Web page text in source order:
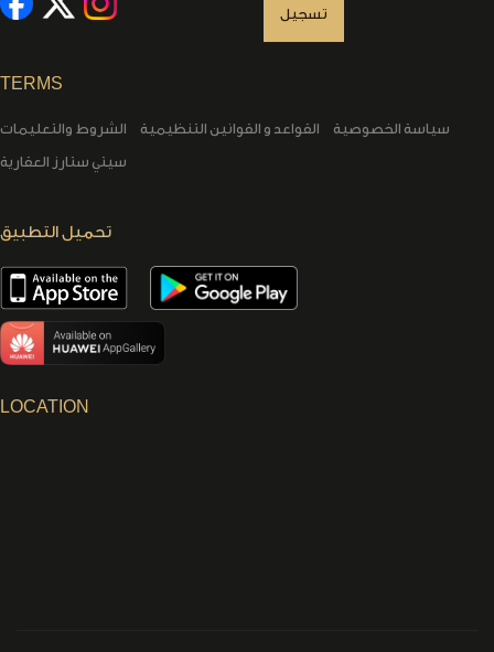
تسجيل
TERMS
الشروط والتعليمات القواعد و القوانين التنظيمية
سياسة الخصوصية
سيتي ستارز العقارية
تحميل التطبيق
LOCATION